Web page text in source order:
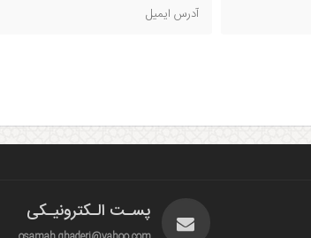
پسـت الـکترونیـکی